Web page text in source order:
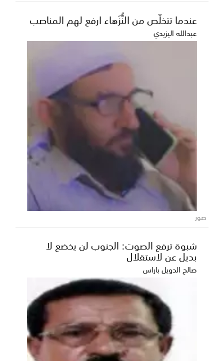
عندما تتخلّص من النُّزَهاء ارفع لهم المناصب
عبدالله اليزيدي
صور
شبوة ترفع الصوت: الجنوب لن يخضع لا
بديل عن لاستقلال
صالح الدويل باراس